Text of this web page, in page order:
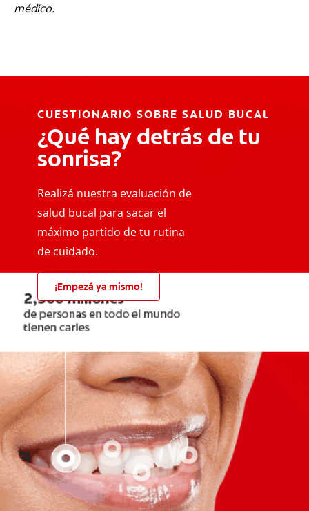
médico.
CUESTIONARIO SOBRE SALUD BUCAL
¿Qué hay detrás de tu
sonrisa?
Realizá nuestra evaluación de
salud bucal para sacar el
máximo partido de tu rutina
de cuidado.
¡Empezá ya mismo!